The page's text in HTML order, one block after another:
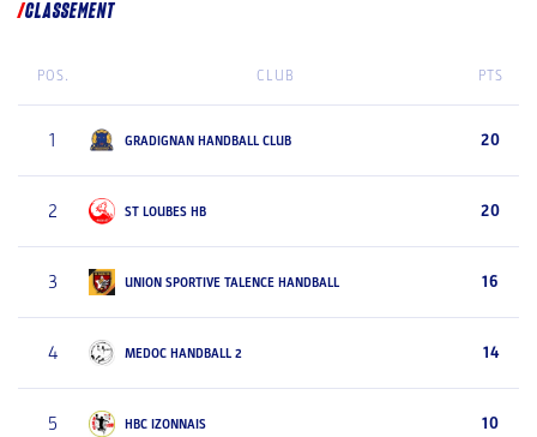
CLASSEMENT
POS. CLUB PTS
1 GRADIGNAN HANDBALL CLUB 20
2 ST LOUBES HB 20
3 UNION SPORTIVE TALENCE HANDBALL 16
4 MEDOC HANDBALL 2 14
5 HBC IZONNAIS 10